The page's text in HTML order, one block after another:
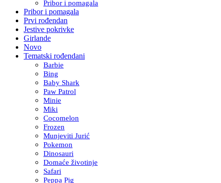
Pribor i pomagala
Pribor i pomagala
Prvi rođendan
Jestive pokrivke
Girlande
Novo
Tematski rođendani
Barbie
Bing
Baby Shark
Paw Patrol
Minie
Miki
Cocomelon
Frozen
Munjeviti Jurić
Pokemon
Dinosauri
Domaće životinje
Safari
Peppa Pig